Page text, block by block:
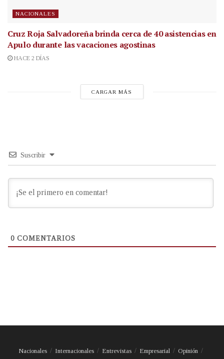
NACIONALES
Cruz Roja Salvadoreña brinda cerca de 40 asistencias en
Apulo durante las vacaciones agostinas
HACE 2 DÍAS
CARGAR MÁS
Suscribir
0 COMENTARIOS
Nacionales Internacionales Entrevistas Empresarial
Opinión